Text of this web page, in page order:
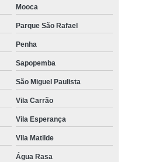
Mooca
Parque São Rafael
Penha
Sapopemba
São Miguel Paulista
Vila Carrão
Vila Esperança
Vila Matilde
Água Rasa